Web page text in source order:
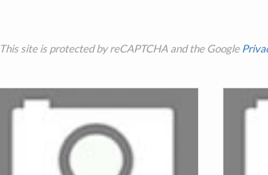
This site is protected by reCAPTCHA and the Google